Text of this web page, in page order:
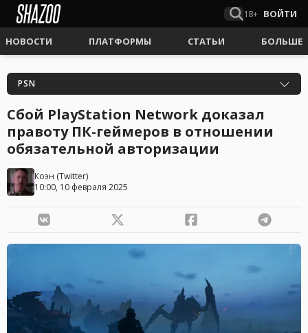
18+ ВОЙТИ
НОВОСТИ ПЛАТФОРМЫ СТАТЬИ БОЛЬШЕ
PSN
Сбой PlayStation Network доказал
правоту ПК-геймеров в отношении
обязательной авторизации
Коэн (Twitter)
10:00, 10 февраля 2025